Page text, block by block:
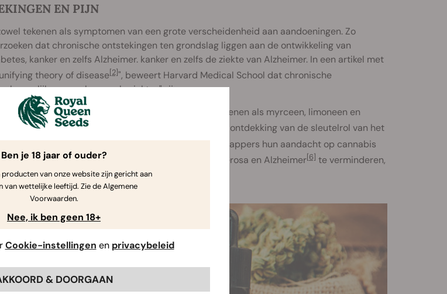
EN PIJN
tekenen als symptomen van een grote verscheidenheid aan aandoeningen. Zo
dat chronische ontstekingen ten grondslag liggen aan de ontwikkeling van
kanker en zelfs Alzheimer. kanker en zelfs de ziekte van Alzheimer. In een artikel met
theory of disease[2]", beweert Harvard Medical School dat chronische
oorzaak van vele ziekten" zijn.
cannabinoïden als THC en CBD
, en terpenen als myrceen, limoneen en
eigenschappen lijken te hebben
. Sinds de ontdekking van de sleutelrol van het
[5]bij ontstekingen, hebben verschillende wetenschappers hun aandacht op cannabis
het vermogen ervan om ontstekingen door colitis ulcerosa en Alzheimer[6] te verminderen,
op pancreatitis[7].
Ben je 18 jaar of ouder?
producten van onze website zijn gericht aan
van wettelijke leeftijd. Zie de Algemene
Voorwaarden.
Nee, ik ben geen 18+
Cookie-instellingen en privacybeleid
& DOORGAAN